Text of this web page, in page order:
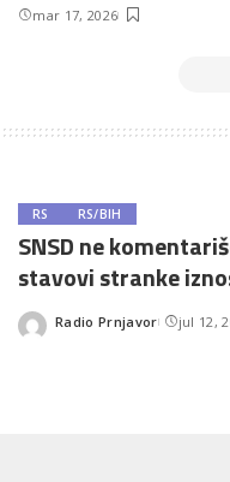
mar 17, 2026
RS RS/BIH
SNSD ne
stavovi stranke
Posted
Radio Prnjavor jul 12,